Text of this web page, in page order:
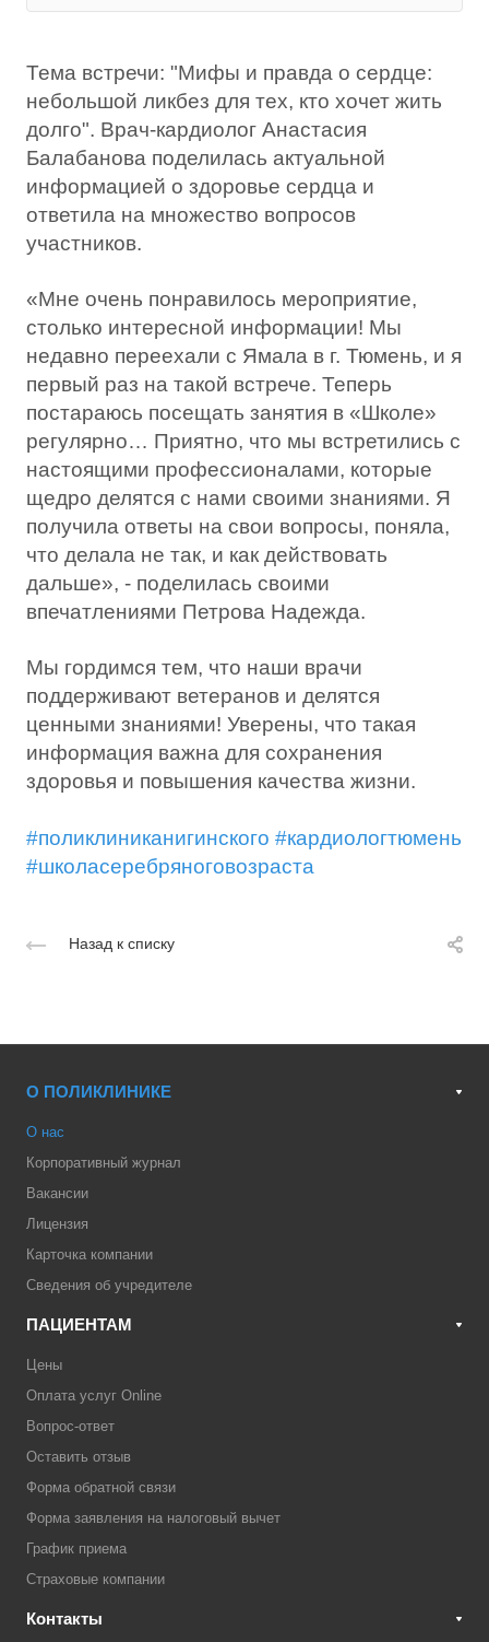
Тема встречи: "Мифы и правда о сердце:
небольшой ликбез для тех, кто хочет жить
долго". Врач-кардиолог Анастасия
Балабанова поделилась актуальной
информацией о здоровье сердца и
ответила на множество вопросов
участников.
«Мне очень понравилось мероприятие,
столько интересной информации! Мы
недавно переехали с Ямала в г. Тюмень, и я
первый раз на такой встрече. Теперь
постараюсь посещать занятия в «Школе»
регулярно… Приятно, что мы встретились с
настоящими профессионалами, которые
щедро делятся с нами своими знаниями. Я
получила ответы на свои вопросы, поняла,
что делала не так, и как действовать
дальше», - поделилась своими
впечатлениями Петрова Надежда.
Мы гордимся тем, что наши врачи
поддерживают ветеранов и делятся
ценными знаниями! Уверены, что такая
информация важна для сохранения
здоровья и повышения качества жизни.
#поликлиниканигинского #кардиологтюмень
#школасеребряноговозраста
Назад к списку
О ПОЛИКЛИНИКЕ
О нас
Корпоративный журнал
Вакансии
Лицензия
Карточка компании
Сведения об учредителе
ПАЦИЕНТАМ
Цены
Оплата услуг Online
Вопрос-ответ
Оставить отзыв
Форма обратной связи
Форма заявления на налоговый вычет
График приема
Страховые компании
Контакты